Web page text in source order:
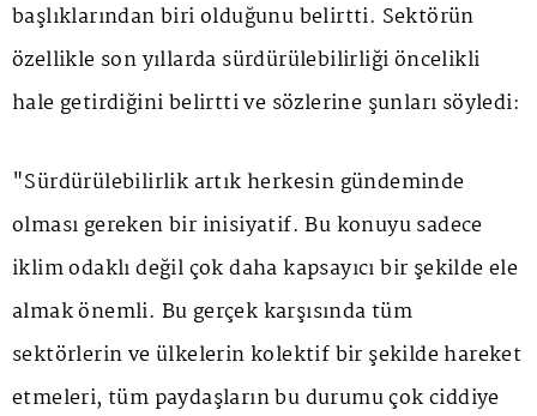
başlıklarından biri olduğunu belirtti. Sektörün
özellikle son yıllarda sürdürülebilirliği öncelikli
hale getirdiğini belirtti ve sözlerine şunları söyledi:
"Sürdürülebilirlik artık herkesin gündeminde
olması gereken bir inisiyatif. Bu konuyu sadece
iklim odaklı değil çok daha kapsayıcı bir şekilde ele
almak önemli. Bu gerçek karşısında tüm
sektörlerin ve ülkelerin kolektif bir şekilde hareket
etmeleri, tüm paydaşların bu durumu çok ciddiye